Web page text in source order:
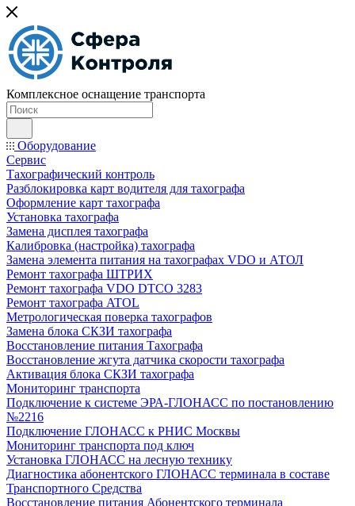
Комплексное оснащение транспорта
Оборудование
Сервис
Тахографический контроль
Разблокировка карт водителя для тахографа
Оформление карт тахографа
Установка тахографа
Замена дисплея тахографа
Калибровка (настройка) тахографа
Замена элемента питания на тахографах VDO и АТОЛ
Ремонт тахографа ШТРИХ
Ремонт тахографа VDO DTCO 3283
Ремонт тахографа ATOL
Метрологическая поверка тахографов
Замена блока СКЗИ тахографа
Восстановление питания Тахографа
Восстановление жгута датчика скорости тахографа
Активация блока СКЗИ тахографа
Мониторинг транспорта
Подключение к системе ЭРА-ГЛОНАСС по постановлению
№2216
Подключение ГЛОНАСС к РНИС Москвы
Мониторинг транспорта под ключ
Установка ГЛОНАСС на лесную технику
Диагностика абонентского ГЛОНАСС терминала в составе
Транспортного Средства
Восстановление питания Абонентского терминала